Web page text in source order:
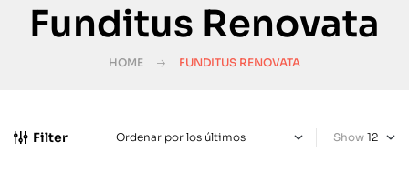
Funditus Renovata
HOME FUNDITUS RENOVATA
Filter Show